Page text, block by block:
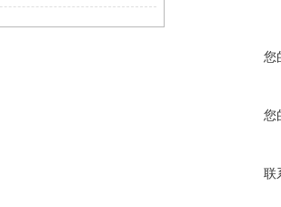
您
您
联